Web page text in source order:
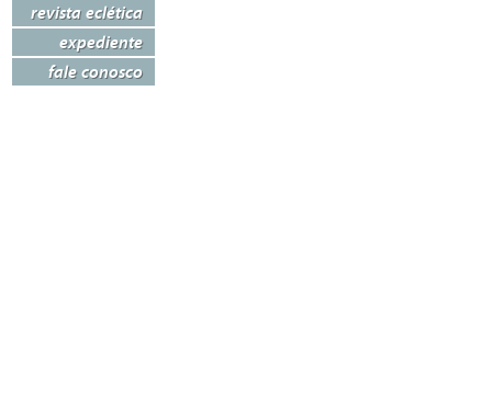
revista eclética
expediente
fale conosco